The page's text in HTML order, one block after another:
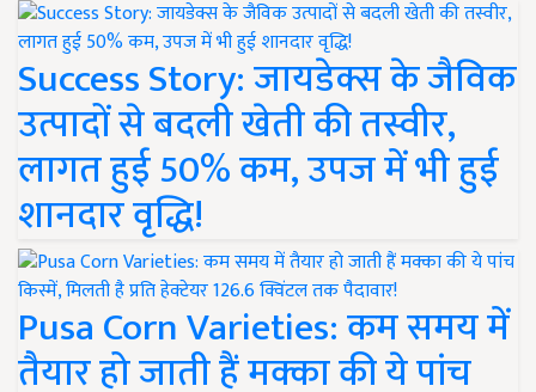
Success Story: जायडेक्स के जैविक
उत्पादों से बदली खेती की तस्वीर,
लागत हुई 50% कम, उपज में भी हुई
शानदार वृद्धि!
Pusa Corn Varieties: कम समय में
तैयार हो जाती हैं मक्का की ये पांच